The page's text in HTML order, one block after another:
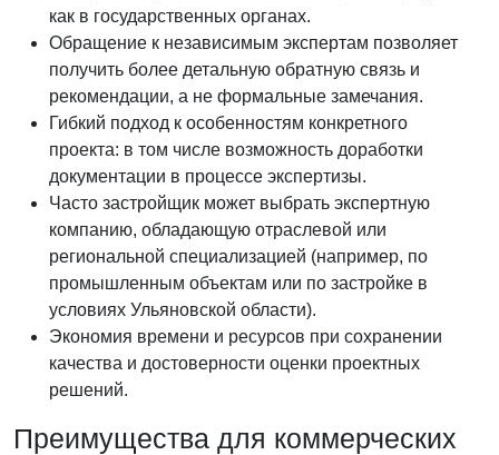
как в государственных органах.
Обращение к независимым экспертам позволяет
получить более детальную обратную связь и
рекомендации, а не формальные замечания.
Гибкий подход к особенностям конкретного
проекта: в том числе возможность доработки
документации в процессе экспертизы.
Часто застройщик может выбрать экспертную
компанию, обладающую отраслевой или
региональной специализацией (например, по
промышленным объектам или по застройке в
условиях Ульяновской области).
Экономия времени и ресурсов при сохранении
качества и достоверности оценки проектных
решений.
Преимущества для коммерческих